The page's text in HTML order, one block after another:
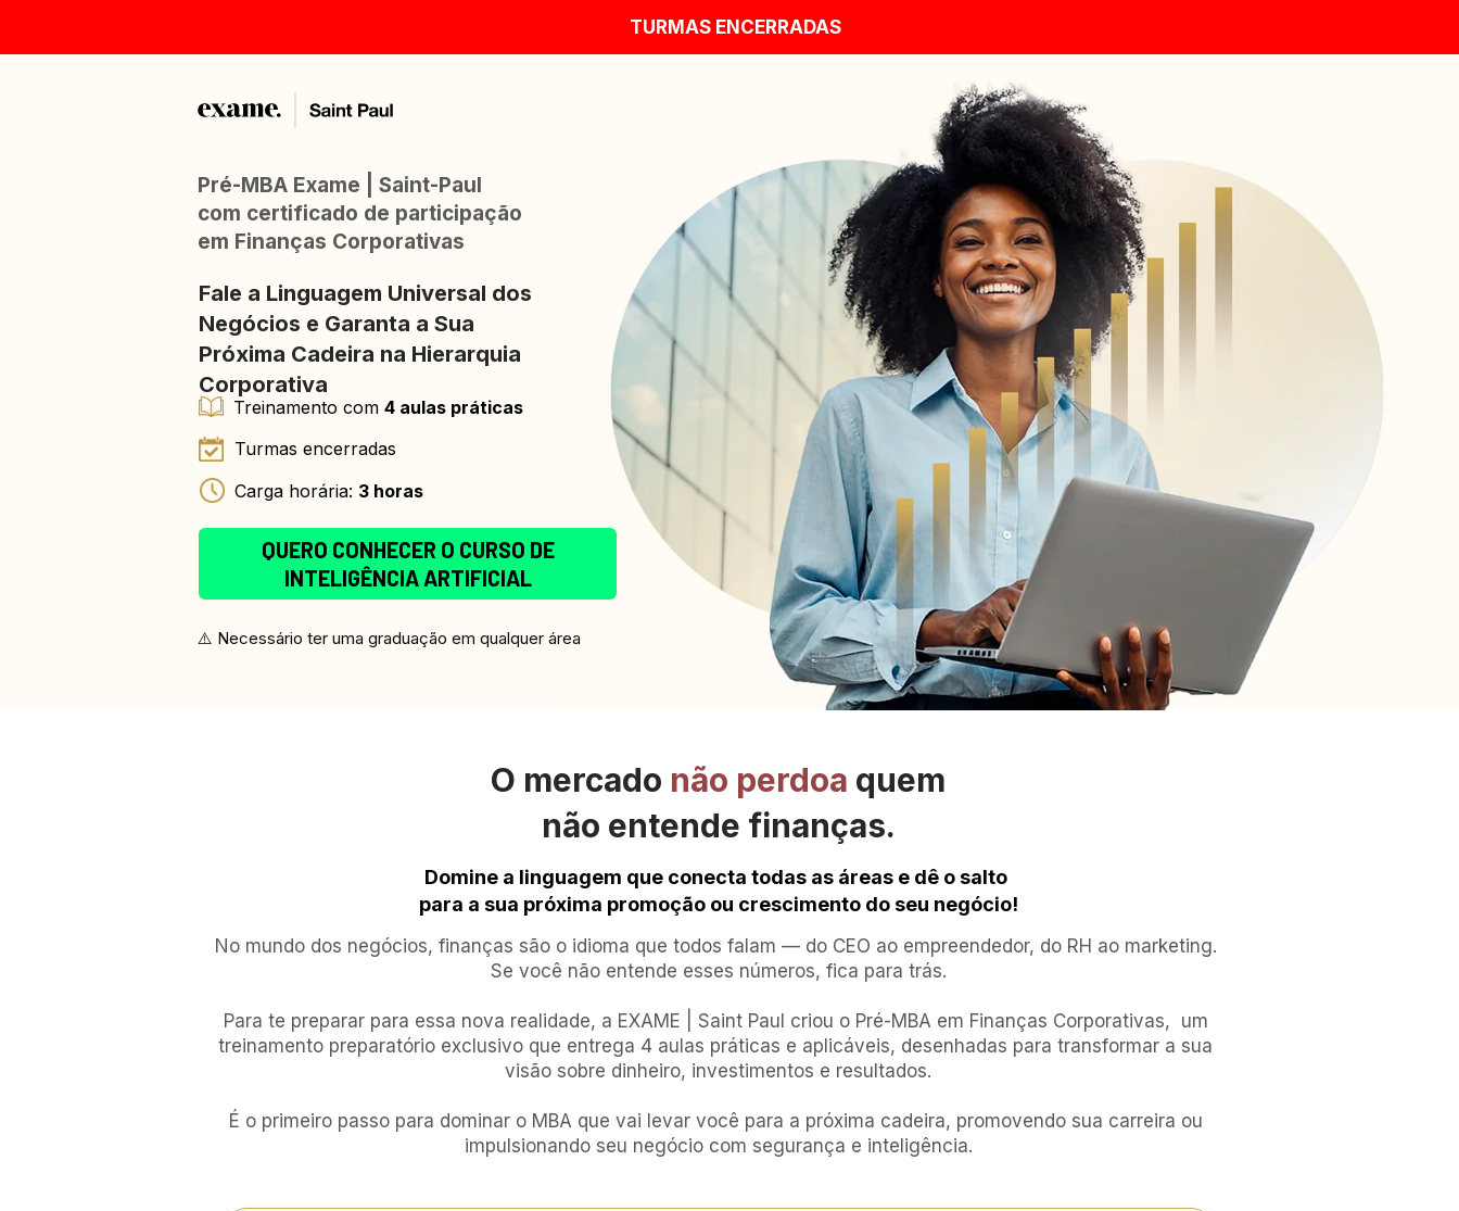
TURMAS ENCERRADAS
​​Pré-MBA Exame | Saint-Paul
com certificado de participação
em Finanças Corporativas
Fale a Linguagem Universal dos
Negócios e Garanta a Sua
Próxima Cadeira na Hierarquia
Corporativa
Treinamento com 4 aulas práticas
Turmas encerradas
Carga horária: 3 horas
QUERO CONHECER O CURSO DE
INTELIGÊNCIA ARTIFICIAL
⚠️ Necessário ter uma graduação em qualquer área
O mercado não perdoa quem
não entende finanças.
Domine a linguagem que conecta todas as áreas e dê o salto
para a sua próxima promoção ou crescimento do seu negócio!
No mundo dos negócios, finanças são o idioma que todos falam — do CEO ao empreendedor, do RH ao marketing.
Se você não entende esses números, fica para trás.
Para te preparar para essa nova realidade, a EXAME | Saint Paul criou o Pré-MBA em Finanças Corporativas, um
treinamento preparatório exclusivo que entrega 4 aulas práticas e aplicáveis, desenhadas para transformar a sua
visão sobre dinheiro, investimentos e resultados.
É o primeiro passo para dominar o MBA que vai levar você para a próxima cadeira, promovendo sua carreira ou
impulsionando seu negócio com segurança e inteligência.